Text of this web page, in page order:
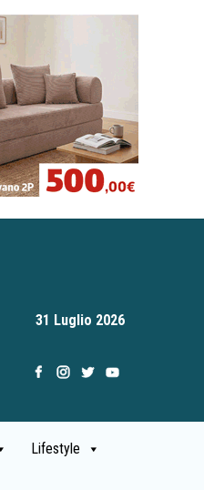
31 Luglio 2026
Lifestyle